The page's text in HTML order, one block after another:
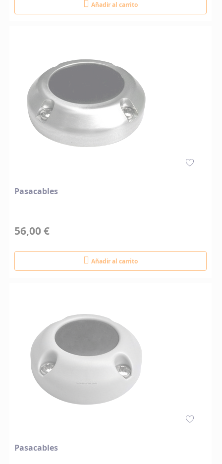
Añadir al carrito
Pasacables
56,00 €
Añadir al carrito
Pasacables